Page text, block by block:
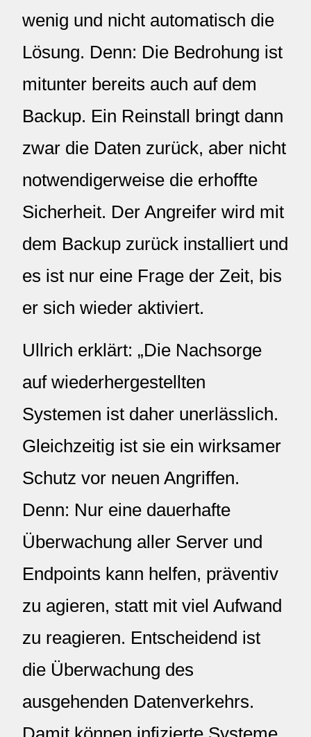
wenig und nicht automatisch die
Lösung. Denn: Die Bedrohung ist
mitunter bereits auch auf dem
Backup. Ein Reinstall bringt dann
zwar die Daten zurück, aber nicht
notwendigerweise die erhoffte
Sicherheit. Der Angreifer wird mit
dem Backup zurück installiert und
es ist nur eine Frage der Zeit, bis
er sich wieder aktiviert.
Ullrich erklärt: „Die Nachsorge
auf wiederhergestellten
Systemen ist daher unerlässlich.
Gleichzeitig ist sie ein wirksamer
Schutz vor neuen Angriffen.
Denn: Nur eine dauerhafte
Überwachung aller Server und
Endpoints kann helfen, präventiv
zu agieren, statt mit viel Aufwand
zu reagieren. Entscheidend ist
die Überwachung des
ausgehenden Datenverkehrs.